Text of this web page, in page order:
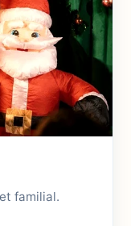
familial.